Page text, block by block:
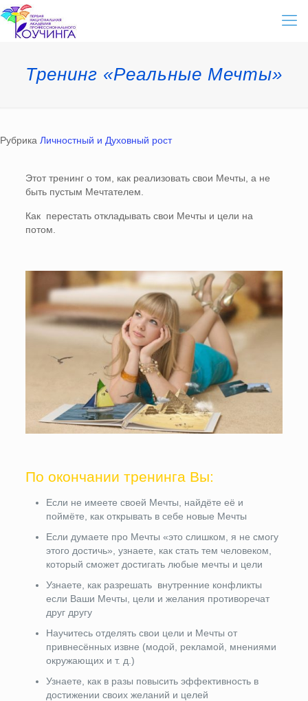
Тренинг «Реальные Мечты»
Рубрика Личностный и Духовный рост
Этот тренинг о том, как реализовать свои Мечты, а не
быть пустым Мечтателем.
Как перестать откладывать свои Мечты и цели на
потом.
По окончании тренинга Вы:
Если не имеете своей Мечты, найдёте её и
поймёте, как открывать в себе новые Мечты
Если думаете про Мечты «это слишком, я не смогу
этого достичь», узнаете, как стать тем человеком,
который сможет достигать любые мечты и цели
Узнаете, как разрешать внутренние конфликты
если Ваши Мечты, цели и желания противоречат
друг другу
Научитесь отделять свои цели и Мечты от
привнесённых извне (модой, рекламой, мнениями
окружающих и т. д.)
Узнаете, как в разы повысить эффективность в
достижении своих желаний и целей